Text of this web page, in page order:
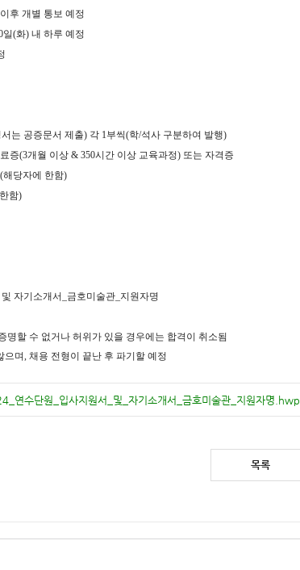
이후 개별 통보 예정
일(화) 내 하루 예정
는 공증문서 제출) 각 1부씩(학/석사 구분하여 발행)
증(3개월 이상 & 350시간 이상 교육과정) 또는 자격증
(해당자에 한함)
함)
자기소개서_금호미술관_지원자명
명할 수 없거나 허위가 있을 경우에는 합격이 취소됨
으며, 채용 전형이 끝난 후 파기할 예정
연수단원_입사지원서_및_자기소개서_금호미술관_지원자명.hwp
목록